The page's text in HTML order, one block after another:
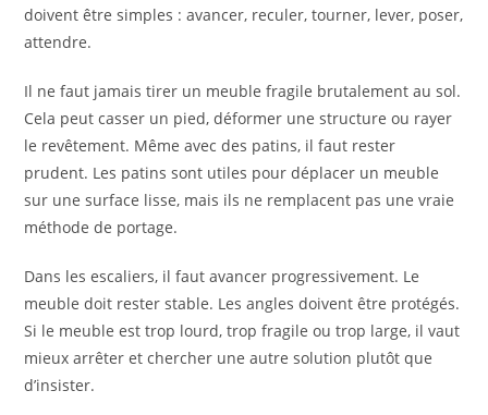
doivent être simples : avancer, reculer, tourner, lever, poser,
attendre.
Il ne faut jamais tirer un meuble fragile brutalement au sol.
Cela peut casser un pied, déformer une structure ou rayer
le revêtement. Même avec des patins, il faut rester
prudent. Les patins sont utiles pour déplacer un meuble
sur une surface lisse, mais ils ne remplacent pas une vraie
méthode de portage.
Dans les escaliers, il faut avancer progressivement. Le
meuble doit rester stable. Les angles doivent être protégés.
Si le meuble est trop lourd, trop fragile ou trop large, il vaut
mieux arrêter et chercher une autre solution plutôt que
d’insister.